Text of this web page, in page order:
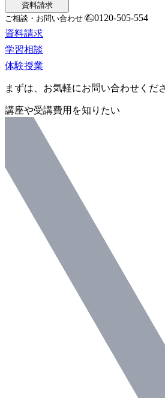
資料請求
ご相談・お問い合わせ
0120-505-554
資料請求
学習相談
体験授業
まずは、お気軽にお問い合わせくだ
講座や受講費用を知りたい